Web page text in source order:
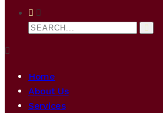
Home
About Us
Services